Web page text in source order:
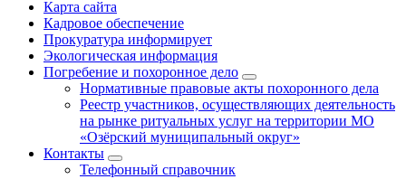
Карта сайта
Кадровое обеспечение
Прокуратура информирует
Экологическая информация
Погребение и похоронное дело
Нормативные правовые акты похоронного дела
Реестр участников, осуществляющих деятельность
на рынке ритуальных услуг на территории МО
«Озёрский муниципальный округ»
Контакты
Телефонный справочник